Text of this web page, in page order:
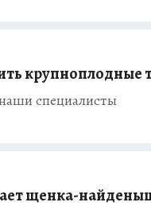
крупноплодные
специалисты
щенка-